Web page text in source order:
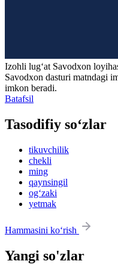
Izohli lugʻat Savodxon
Savodxon dasturi matndagi
imkon beradi.
Batafsil
Tasodifiy so‘zlar
tikuvchilik
chekli
ming
qaynsingil
og‘zaki
yetmak
Hammasini ko‘rish
Yangi so'zlar